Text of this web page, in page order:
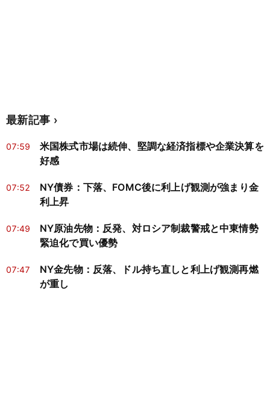
最新記事
07:59
米国株式市場は続伸、堅調な経済指標や企業決算を
好感
07:52
NY債券：下落、FOMC後に利上げ観測が強まり金
利上昇
07:49
NY原油先物：反発、対ロシア制裁警戒と中東情勢
緊迫化で買い優勢
07:47
NY金先物：反落、ドル持ち直しと利上げ観測再燃
が重し